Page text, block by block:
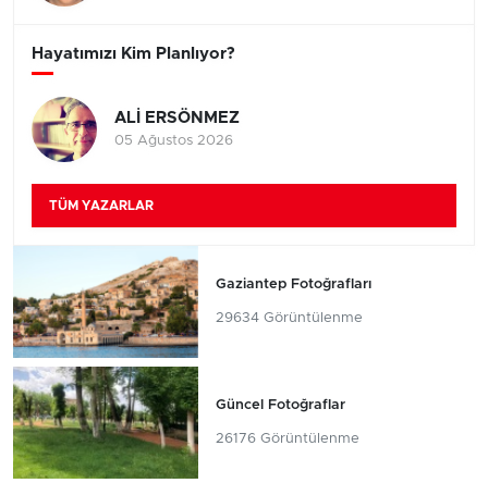
Hayatımızı Kim Planlıyor?
ALİ ERSÖNMEZ
05 Ağustos 2026
TÜM YAZARLAR
Gaziantep Fotoğrafları
29634 Görüntülenme
Güncel Fotoğraflar
26176 Görüntülenme